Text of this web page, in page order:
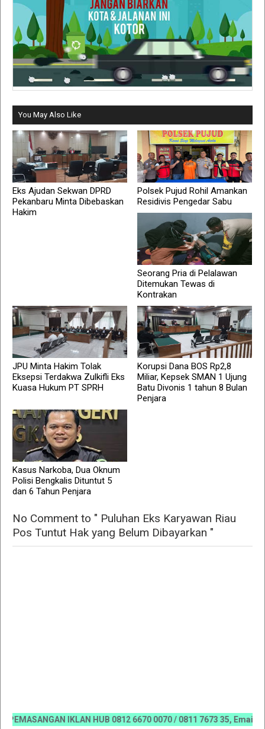
You May Also Like
Eks Ajudan Sekwan DPRD
Pekanbaru Minta Dibebaskan
Hakim
Polsek Pujud Rohil Amankan
Residivis Pengedar Sabu
Seorang Pria di Pelalawan
Ditemukan Tewas di
Kontrakan
JPU Minta Hakim Tolak
Eksepsi Terdakwa Zulkifli Eks
Kuasa Hukum PT SPRH
Korupsi Dana BOS Rp2,8
Miliar, Kepsek SMAN 1 Ujung
Batu Divonis 1 tahun 8 Bulan
Penjara
Kasus Narkoba, Dua Oknum
Polisi Bengkalis Dituntut 5
dan 6 Tahun Penjara
No Comment to " Puluhan Eks Karyawan Riau
Pos Tuntut Hak yang Belum Dibayarkan "
IKLAN HUB 0812 6670 0070 / 0811 7673 35,